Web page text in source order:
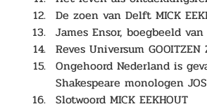
De zoen van Delft MICK
James Ensor, boegbeeld
Reves Universum GOOITZEN
Ongehoord Nederland is
Shakespeare monologen
Slotwoord MICK EEKHOUT